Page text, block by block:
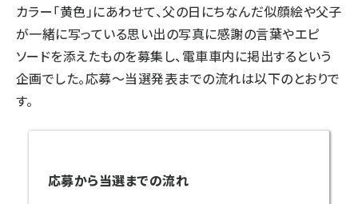
カラー「黄色」にあわせて、父の日にちなんだ似顔絵や父子
が一緒に写っている思い出の写真に感謝の言葉やエピ
ソードを添えたものを募集し、電車車内に掲出するという
企画でした。応募～当選発表までの流れは以下のとおりで
す。
応募から当選までの流れ